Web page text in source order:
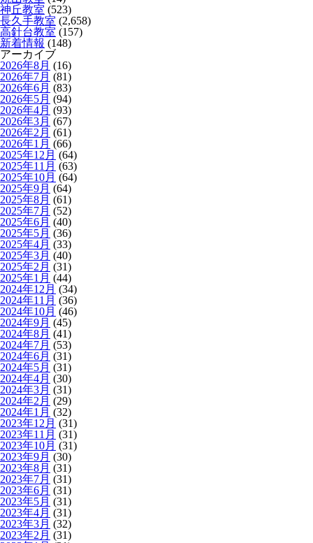
神丘教室 (523)
長久手教室 (2,658)
高針台教室 (157)
新着情報 (148)
アーカイブ
2026年8月 (16)
2026年7月 (81)
2026年6月 (83)
2026年5月 (94)
2026年4月 (93)
2026年3月 (67)
2026年2月 (61)
2026年1月 (66)
2025年12月 (64)
2025年11月 (63)
2025年10月 (64)
2025年9月 (64)
2025年8月 (61)
2025年7月 (52)
2025年6月 (40)
2025年5月 (36)
2025年4月 (33)
2025年3月 (40)
2025年2月 (31)
2025年1月 (44)
2024年12月 (34)
2024年11月 (36)
2024年10月 (46)
2024年9月 (45)
2024年8月 (41)
2024年7月 (53)
2024年6月 (31)
2024年5月 (31)
2024年4月 (30)
2024年3月 (31)
2024年2月 (29)
2024年1月 (32)
2023年12月 (31)
2023年11月 (31)
2023年10月 (31)
2023年9月 (30)
2023年8月 (31)
2023年7月 (31)
2023年6月 (31)
2023年5月 (31)
2023年4月 (31)
2023年3月 (32)
2023年2月 (31)